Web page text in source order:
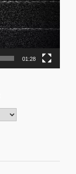
01:28